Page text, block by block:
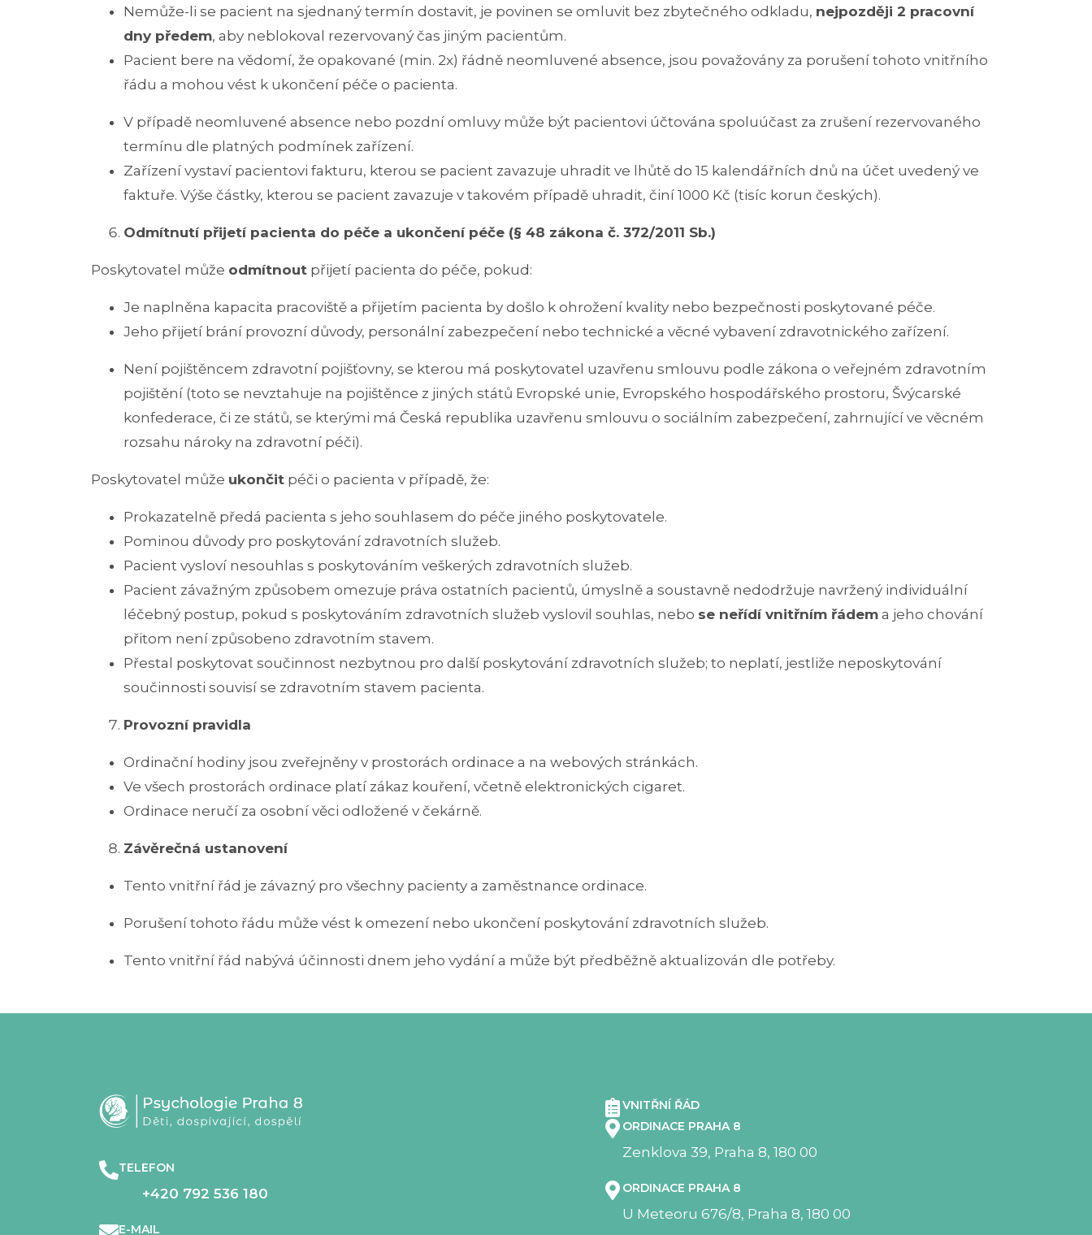
Nemůže-li se pacient na sjednaný termín dostavit, je povinen se omluvit bez zbytečného odkladu, nejpozději 2 pracovní
dny předem, aby neblokoval rezervovaný čas jiným pacientům.
Pacient bere na vědomí, že opakované (min. 2x) řádně neomluvené absence, jsou považovány za porušení tohoto vnitřního
řádu a mohou vést k ukončení péče o pacienta.
V případě neomluvené absence nebo pozdní omluvy může být pacientovi účtována spoluúčast za zrušení rezervovaného
termínu dle platných podmínek zařízení.
Zařízení vystaví pacientovi fakturu, kterou se pacient zavazuje uhradit ve lhůtě do 15 kalendářních dnů na účet uvedený ve
faktuře. Výše částky, kterou se pacient zavazuje v takovém případě uhradit, činí 1000 Kč (tisíc korun českých).
Odmítnutí přijetí pacienta do péče a ukončení péče (§ 48 zákona č. 372/2011 Sb.)
Poskytovatel může odmítnout přijetí pacienta do péče, pokud:
Je naplněna kapacita pracoviště a přijetím pacienta by došlo k ohrožení kvality nebo bezpečnosti poskytované péče.
Jeho přijetí brání provozní důvody, personální zabezpečení nebo technické a věcné vybavení zdravotnického zařízení.
Není pojištěncem zdravotní pojišťovny, se kterou má poskytovatel uzavřenu smlouvu podle zákona o veřejném zdravotním
pojištění (toto se nevztahuje na pojištěnce z jiných států Evropské unie, Evropského hospodářského prostoru, Švýcarské
konfederace, či ze států, se kterými má Česká republika uzavřenu smlouvu o sociálním zabezpečení, zahrnující ve věcném
rozsahu nároky na zdravotní péči).
Poskytovatel může ukončit péči o pacienta v případě, že:
Prokazatelně předá pacienta s jeho souhlasem do péče jiného poskytovatele.
Pominou důvody pro poskytování zdravotních služeb.
Pacient vysloví nesouhlas s poskytováním veškerých zdravotních služeb.
Pacient závažným způsobem omezuje práva ostatních pacientů, úmyslně a soustavně nedodržuje navržený individuální
léčebný postup, pokud s poskytováním zdravotních služeb vyslovil souhlas, nebo se neřídí vnitřním řádem a jeho chování
přitom není způsobeno zdravotním stavem.
Přestal poskytovat součinnost nezbytnou pro další poskytování zdravotních služeb; to neplatí, jestliže neposkytování
součinnosti souvisí se zdravotním stavem pacienta.
Provozní pravidla
Ordinační hodiny jsou zveřejněny v prostorách ordinace a na webových stránkách.
Ve všech prostorách ordinace platí zákaz kouření, včetně elektronických cigaret.
Ordinace neručí za osobní věci odložené v čekárně.
Závěrečná ustanovení
Tento vnitřní řád je závazný pro všechny pacienty a zaměstnance ordinace.
Porušení tohoto řádu může vést k omezení nebo ukončení poskytování zdravotních služeb.
Tento vnitřní řád nabývá účinnosti dnem jeho vydání a může být předběžně aktualizován dle potřeby.
TELEFON
+420 792 536 180
E-MAIL
VNITŘNÍ ŘÁD
ORDINACE PRAHA 8
Zenklova 39, Praha 8, 180 00
ORDINACE PRAHA 8
U Meteoru 676/8, Praha 8, 180 00